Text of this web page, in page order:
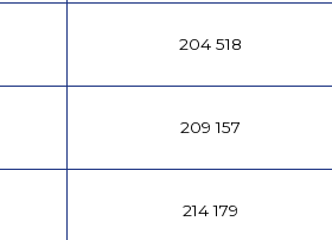
204 518
209 157
214 179